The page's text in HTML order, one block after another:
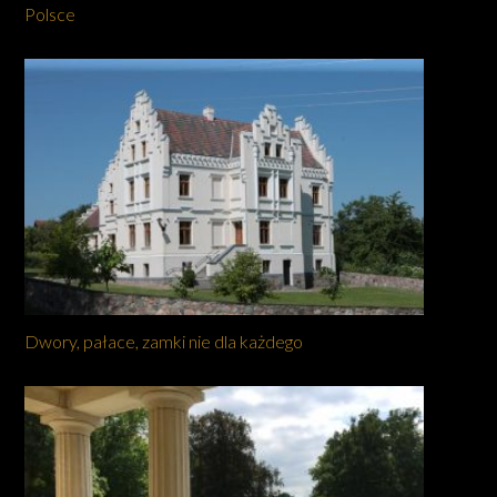
Polsce
Dwory, pałace, zamki nie dla każdego